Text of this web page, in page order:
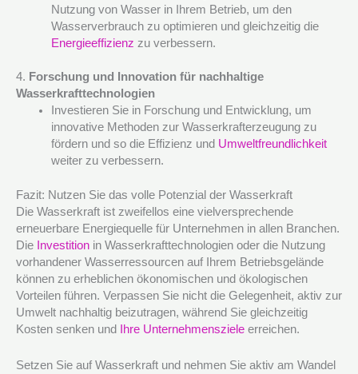
Nutzung von Wasser in Ihrem Betrieb, um den
Wasserverbrauch zu optimieren und gleichzeitig die
Energieeffizienz zu verbessern.
4. Forschung und Innovation für nachhaltige
Wasserkrafttechnologien
Investieren Sie in Forschung und Entwicklung, um
innovative Methoden zur Wasserkrafterzeugung zu
fördern und so die Effizienz und Umweltfreundlichkeit
weiter zu verbessern.
Fazit: Nutzen Sie das volle Potenzial der Wasserkraft
Die Wasserkraft ist zweifellos eine vielversprechende
erneuerbare Energiequelle für Unternehmen in allen Branchen.
Die Investition in Wasserkrafttechnologien oder die Nutzung
vorhandener Wasserressourcen auf Ihrem Betriebsgelände
können zu erheblichen ökonomischen und ökologischen
Vorteilen führen. Verpassen Sie nicht die Gelegenheit, aktiv zur
Umwelt nachhaltig beizutragen, während Sie gleichzeitig
Kosten senken und
Ihre Unternehmensziele erreichen.
Setzen Sie auf Wasserkraft und nehmen Sie aktiv am Wandel